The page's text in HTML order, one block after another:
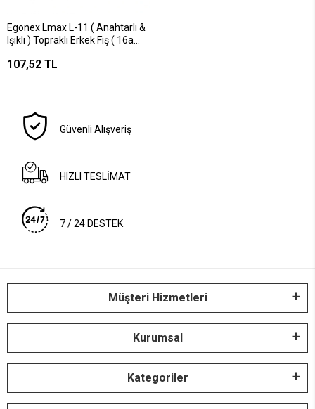
Egonex Lmax L-11 ( Anahtarlı &
Işıklı ) Topraklı Erkek Fiş ( 16a
107,52 TL
Güvenli Alışveriş
HIZLI TESLİMAT
7 / 24 DESTEK
Müşteri Hizmetleri
Kurumsal
Kategoriler